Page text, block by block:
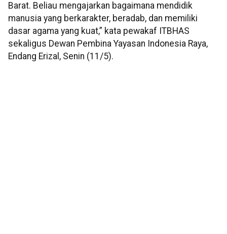
Barat. Beliau mengajarkan bagaimana mendidik
manusia yang berkarakter, beradab, dan memiliki
dasar agama yang kuat,” kata pewakaf ITBHAS
sekaligus Dewan Pembina Yayasan Indonesia Raya,
Endang Erizal, Senin (11/5).